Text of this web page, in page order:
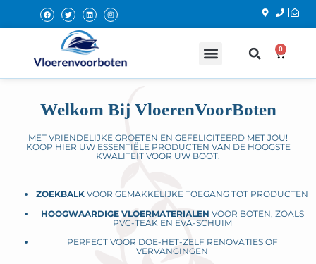
0
Welkom Bij VloerenVoorBoten
MET VRIENDELIJKE GROETEN EN GEFELICITEERD MET JOU!
KOOP HIER UW ESSENTIËLE PRODUCTEN VAN DE HOOGSTE
KWALITEIT VOOR UW BOOT.
ZOEKBALK VOOR GEMAKKELIJKE TOEGANG TOT PRODUCTEN
HOOGWAARDIGE VLOERMATERIALEN VOOR BOTEN, ZOALS
PVC-TEAK EN EVA-SCHUIM
PERFECT VOOR DOE-HET-ZELF RENOVATIES OF
VERVANGINGEN